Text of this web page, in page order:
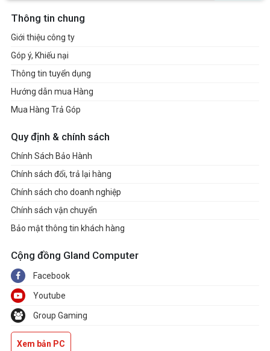
Thông tin chung
Giới thiệu công ty
Góp ý, Khiếu nại
Thông tin tuyển dụng
Hướng dẫn mua Hàng
Mua Hàng Trả Góp
Quy định & chính sách
Chính Sách Bảo Hành
Chính sách đổi, trả lại hàng
Chính sách cho doanh nghiệp
Chính sách vận chuyển
Bảo mật thông tin khách hàng
Cộng đồng Gland Computer
Facebook
Youtube
Group Gaming
Xem bản PC